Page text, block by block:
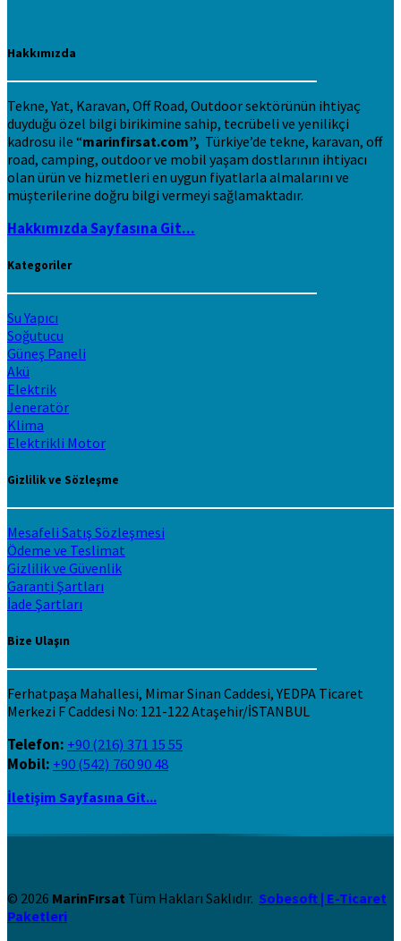
Hakkımızda
Tekne, Yat, Karavan, Off Road, Outdoor sektörünün ihtiyaç
duyduğu özel bilgi birikimine sahip, tecrübeli ve yenilikçi
kadrosu ile “marinfirsat.com”, Türkiye’de tekne, karavan, off
road, camping, outdoor ve mobil yaşam dostlarının ihtiyacı
olan ürün ve hizmetleri en uygun fiyatlarla almalarını ve
müşterilerine doğru bilgi vermeyi sağlamaktadır.
Hakkımızda Sayfasına Git...
Kategoriler
Su Yapıcı
Soğutucu
Güneş Paneli
Akü
Elektrik
Jeneratör
Klima
Elektrikli Motor
Gizlilik ve Sözleşme
Mesafeli Satış Sözleşmesi
Ödeme ve Teslimat
Gizlilik ve Güvenlik
Garanti Şartları
İade Şartları
Bize Ulaşın
Ferhatpaşa Mahallesi, Mimar Sinan Caddesi, YEDPA Ticaret
Merkezi F Caddesi No: 121-122 Ataşehir/İSTANBUL
Telefon: +90 (216) 371 15 55
Mobil: +90 (542) 760 90 48
İletişim Sayfasına Git...
© 2026 MarinFırsat Tüm Hakları Saklıdır. Sobesoft | E-Ticaret
Paketleri